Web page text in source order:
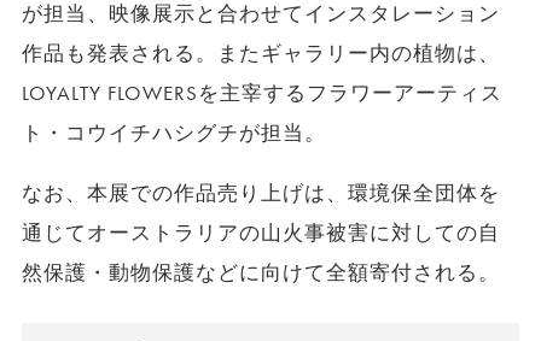
が担当、映像展示と合わせてインスタレーション
作品も発表される。またギャラリー内の植物は、
LOYALTY FLOWERSを主宰するフラワーアーティス
ト・コウイチハシグチが担当。
なお、本展での作品売り上げは、環境保全団体を
通じてオーストラリアの山火事被害に対しての自
然保護・動物保護などに向けて全額寄付される。